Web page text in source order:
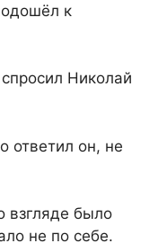
к
Николай
ответил он, не
взгляде было
не по себе.